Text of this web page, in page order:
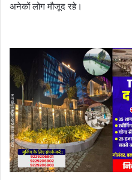
अनेकों लोग मौजूद रहे।